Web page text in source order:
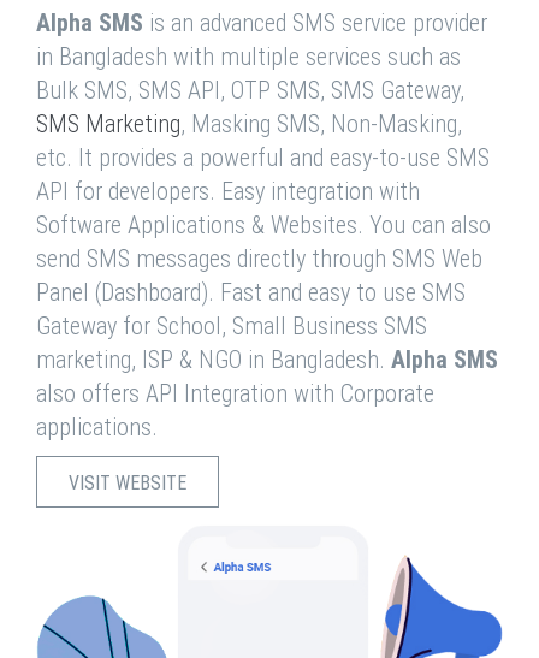
Alpha SMS is an advanced SMS service provider
in Bangladesh with multiple services such as
Bulk SMS, SMS API, OTP SMS, SMS Gateway,
SMS Marketing, Masking SMS, Non-Masking,
etc. It provides a powerful and easy-to-use SMS
API for developers. Easy integration with
Software Applications & Websites. You can also
send SMS messages directly through SMS Web
Panel (Dashboard). Fast and easy to use SMS
Gateway for School, Small Business SMS
marketing, ISP & NGO in Bangladesh. Alpha SMS
also offers API Integration with Corporate
applications.
VISIT WEBSITE